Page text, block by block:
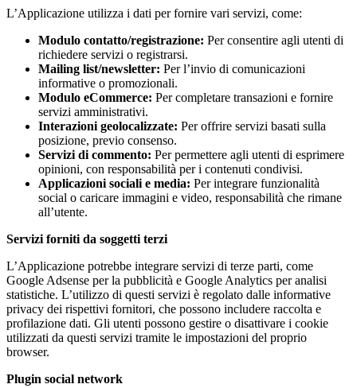
L’Applicazione utilizza i dati per fornire vari servizi, come:
Modulo contatto/registrazione: Per consentire agli utenti di
richiedere servizi o registrarsi.
Mailing list/newsletter: Per l’invio di comunicazioni
informative o promozionali.
Modulo eCommerce: Per completare transazioni e fornire
servizi amministrativi.
Interazioni geolocalizzate: Per offrire servizi basati sulla
posizione, previo consenso.
Servizi di commento: Per permettere agli utenti di esprimere
opinioni, con responsabilità per i contenuti condivisi.
Applicazioni sociali e media: Per integrare funzionalità
social o caricare immagini e video, responsabilità che rimane
all’utente.
Servizi forniti da soggetti terzi
L’Applicazione potrebbe integrare servizi di terze parti, come
Google Adsense per la pubblicità e Google Analytics per analisi
statistiche. L’utilizzo di questi servizi è regolato dalle informative
privacy dei rispettivi fornitori, che possono includere raccolta e
profilazione dati. Gli utenti possono gestire o disattivare i cookie
utilizzati da questi servizi tramite le impostazioni del proprio
browser.
Plugin social network